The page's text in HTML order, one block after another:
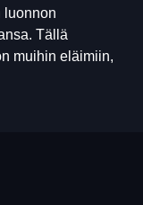
luonnon
Tällä
muihin eläimiin,